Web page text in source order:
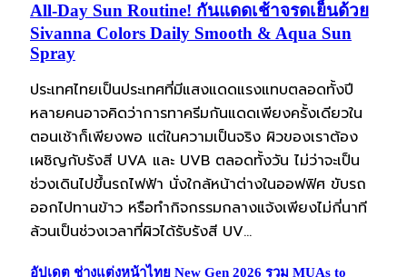
All-Day Sun Routine! กันแดดเช้าจรดเย็นด้วย
Sivanna Colors Daily Smooth & Aqua Sun
Spray
ประเทศไทยเป็นประเทศที่มีแสงแดดแรงแทบตลอดทั้งปี
หลายคนอาจคิดว่าการทาครีมกันแดดเพียงครั้งเดียวใน
ตอนเช้าก็เพียงพอ แต่ในความเป็นจริง ผิวของเราต้อง
เผชิญกับรังสี UVA และ UVB ตลอดทั้งวัน ไม่ว่าจะเป็น
ช่วงเดินไปขึ้นรถไฟฟ้า นั่งใกล้หน้าต่างในออฟฟิศ ขับรถ
ออกไปทานข้าว หรือทำกิจกรรมกลางแจ้งเพียงไม่กี่นาที
ล้วนเป็นช่วงเวลาที่ผิวได้รับรังสี UV…
อัปเดต ช่างแต่งหน้าไทย New Gen 2026 รวม MUAs to